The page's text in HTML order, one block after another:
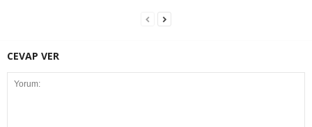
CEVAP VER